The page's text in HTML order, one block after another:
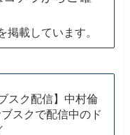
載しています。
スク配信】中村倫
スクで配信中のド